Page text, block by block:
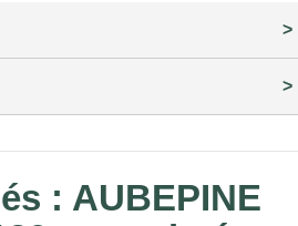
: AUBEPINE